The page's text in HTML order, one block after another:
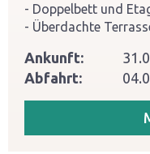
Doppelbett und
Überdachte
Ankunft:
Abfahrt: